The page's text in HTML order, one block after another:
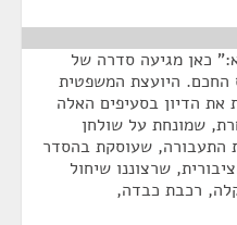
כאן מגיעה סדרה של
החכם. היועצת המשפטית
את הדיון בסעיפים האלה
שמונחת על שולחן
מספר 100 לפקודת התעבורה, שעוסקת בהסדר
שרצוננו שיחול
רכבת כבדה,